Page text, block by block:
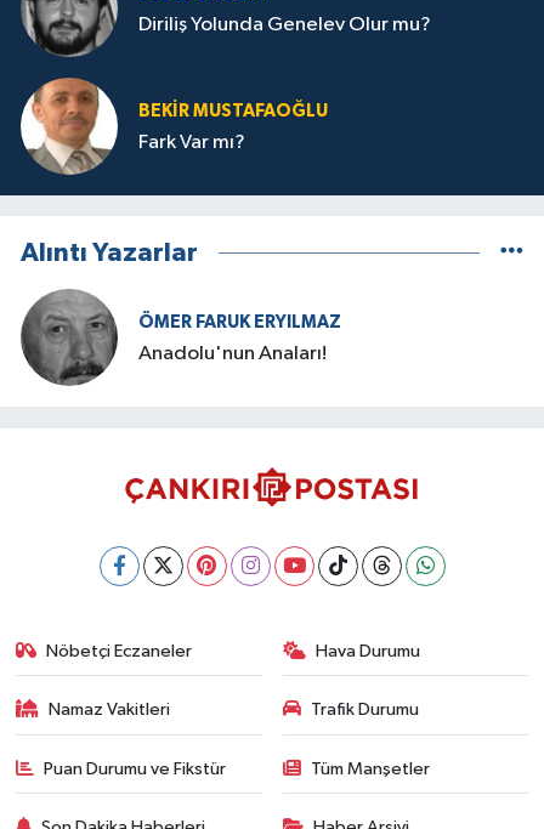
Diriliş Yolunda Genelev Olur mu?
BEKIR MUSTAFAOĞLU
Fark Var mı?
Alıntı Yazarlar
ÖMER FARUK ERYILMAZ
Anadolu'nun Anaları!
Nöbetçi Eczaneler Hava Durumu
Namaz Vakitleri Trafik Durumu
Puan Durumu ve Fikstür Tüm Manşetler